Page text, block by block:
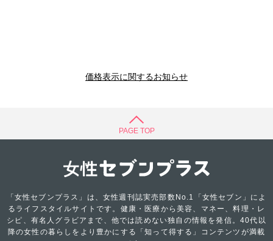
価格表示に関するお知らせ
PAGE TOP
「女性セブンプラス」は、女性週刊誌実売部数No.1「女性セブン」によ
るライフスタイルサイトです。健康・医療から美容、マネー、料理・レ
シピ、有名人グラビアまで、他では読めない独自の情報を発信。40代以
降の女性の暮らしをより豊かにする「知って得する」コンテンツが満載